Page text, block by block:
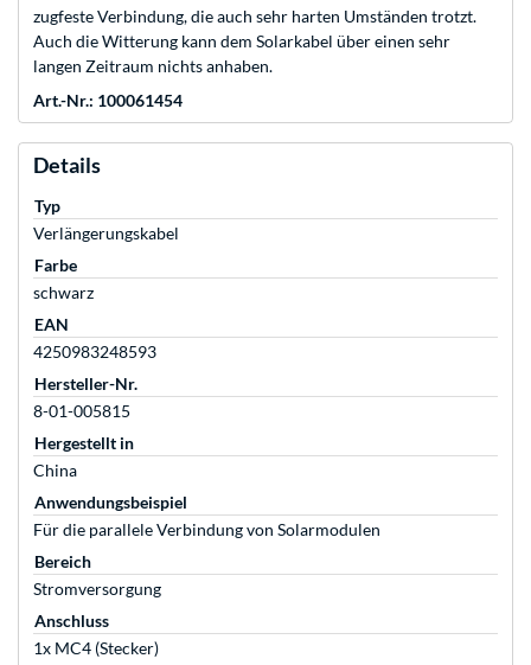
zugfeste Verbindung, die auch sehr harten Umständen trotzt.
Auch die Witterung kann dem Solarkabel über einen sehr
langen Zeitraum nichts anhaben.
Art.-Nr.: 100061454
Details
Typ
Verlängerungskabel
Farbe
schwarz
EAN
4250983248593
Hersteller-Nr.
8-01-005815
Hergestellt in
China
Anwendungsbeispiel
Für die parallele Verbindung von Solarmodulen
Bereich
Stromversorgung
Anschluss
1x MC4 (Stecker)